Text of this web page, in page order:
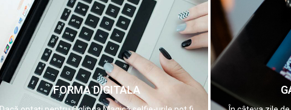
FORMA DIGITALA